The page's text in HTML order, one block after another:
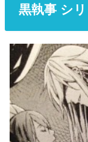
黒執事 シ